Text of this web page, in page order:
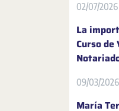
02/07/2026
La
Curso de
09/03/2026
María